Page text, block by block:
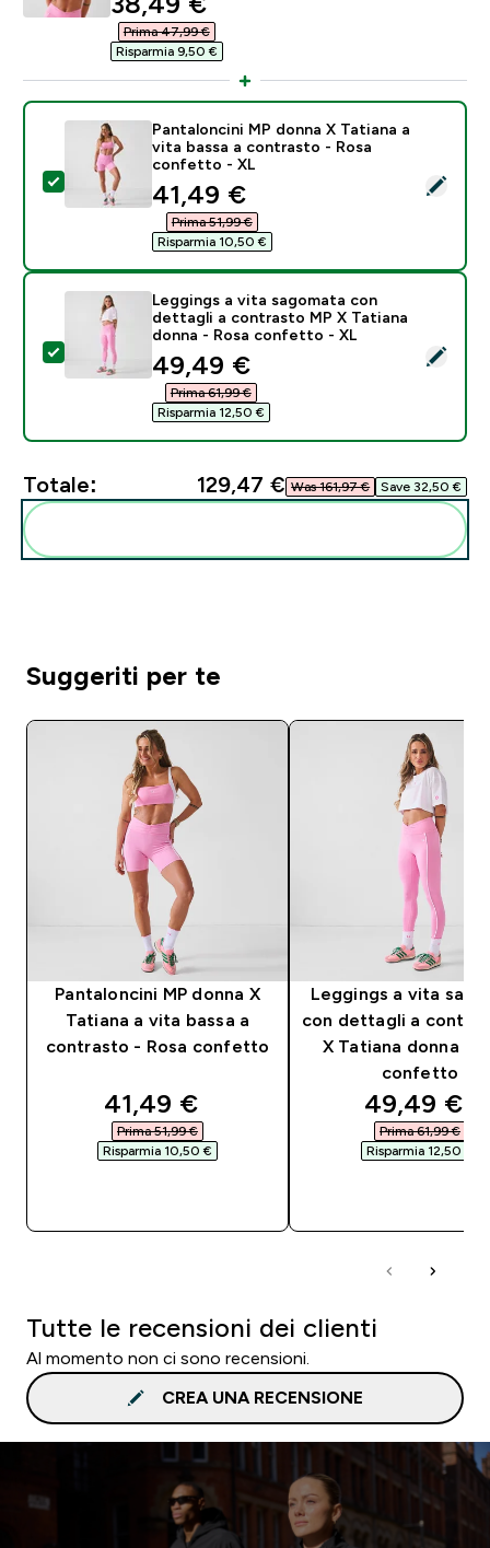
Prima 47,99 €‎
Risparmia 9,50 €‎
Seleziona questo prodotto - Pantaloncini MP
Pantaloncini MP donna X Tatiana a
vita bassa a contrasto - Rosa
confetto - XL
discounted price
41,49 €‎
Prima 51,99 €‎
Risparmia 10,50 €‎
Seleziona questo prodotto - Leggings a vita
Leggings a vita sagomata con
dettagli a contrasto MP X Tatiana
donna - Rosa confetto - XL
discounted price
49,49 €‎
Prima 61,99 €‎
Risparmia 12,50 €‎
Totale: 129,47 €‎ Was 161,97 €‎ Save 32,50 €‎
Suggeriti per te
Pantaloncini MP donna X
Tatiana a vita bassa a
contrasto - Rosa confetto
discounted price
41,49 €‎
Prima 51,99 €‎
Risparmia 10,50 €‎
Leggings a vita
con dettagli a
X Tatiana donna -
confetto
49,49 €‎
Prima 61,99 €‎
Risparmia 12,50 €‎
Tutte le recensioni dei clienti
Al momento non ci sono recensioni.
CREA UNA RECENSIONE